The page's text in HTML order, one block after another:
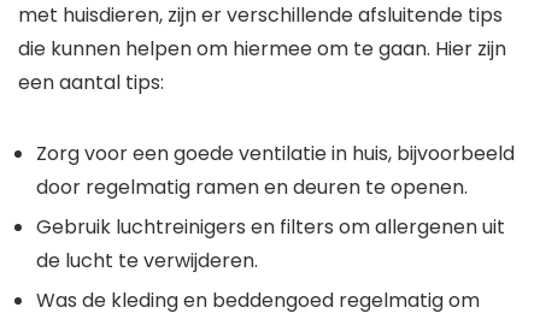
met huisdieren, zijn er verschillende afsluitende tips
die kunnen helpen om hiermee om te gaan. Hier zijn
een aantal tips:
Zorg voor een goede ventilatie in huis, bijvoorbeeld
door regelmatig ramen en deuren te openen.
Gebruik luchtreinigers en filters om allergenen uit
de lucht te verwijderen.
Was de kleding en beddengoed regelmatig om